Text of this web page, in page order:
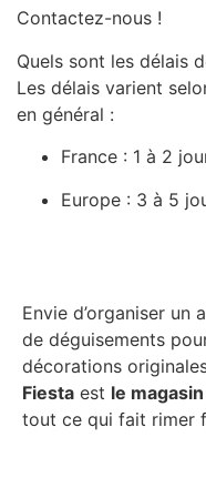
Contactez-nous !
Quels sont les délais
Les délais varient
en général :
France : 1 à 2
Europe : 3 à 5
Envie d’organiser un
de déguisements
décorations
Fiesta est le
tout ce qui fait rimer